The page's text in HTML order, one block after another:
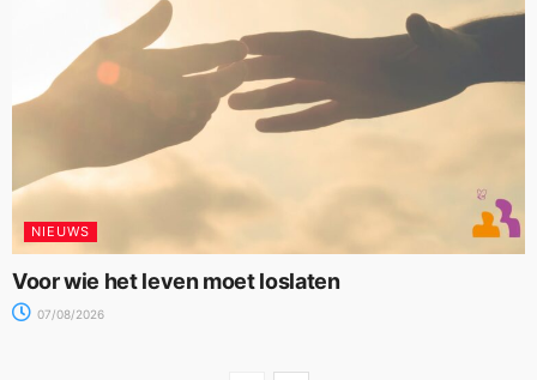
NIEUWS
Voor wie het leven moet loslaten
07/08/2026